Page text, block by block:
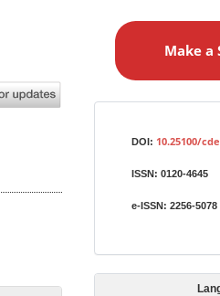
a
s
i
Make a
DOI: 10.25100/
ISSN: 0120-4645
e-ISSN: 2256-5078